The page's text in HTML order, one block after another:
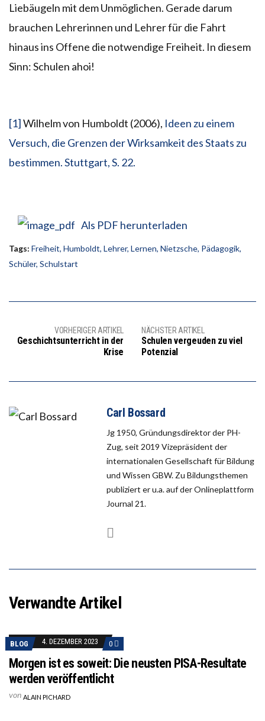
Liebäugeln mit dem Unmöglichen. Gerade darum
brauchen Lehrerinnen und Lehrer für die Fahrt
hinaus ins Offene die notwendige Freiheit. In diesem
Sinn: Schulen ahoi!
[1]Wilhelm von Humboldt (2006), Ideen zu einem
Versuch, die Grenzen der Wirksamkeit des Staats zu
bestimmen. Stuttgart, S. 22.
Als PDF herunterladen
Tags: Freiheit, Humboldt, Lehrer, Lernen, Nietzsche, Pädagogik,
Schüler, Schulstart
VORHERIGER ARTIKEL
Geschichtsunterricht in der
Krise
NÄCHSTER ARTIKEL
Schulen vergeuden zu viel
Potenzial
Carl Bossard
Jg 1950, Gründungsdirektor der PH-
Zug, seit 2019 Vizepräsident der
internationalen Gesellschaft für Bildung
und Wissen GBW. Zu Bildungsthemen
publiziert er u.a. auf der Onlineplattform
Journal 21.
Verwandte Artikel
BLOG 4. DEZEMBER 2023 0
Morgen ist es soweit: Die neusten PISA-Resultate
werden veröffentlicht
von ALAIN PICHARD